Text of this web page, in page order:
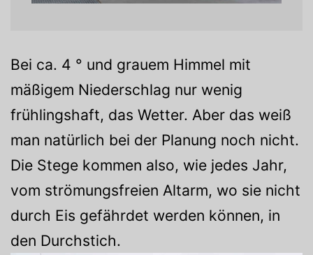
Bei ca. 4 ° und grauem Himmel mit
mäßigem Niederschlag nur wenig
frühlingshaft, das Wetter. Aber das weiß
man natürlich bei der Planung noch nicht.
Die Stege kommen also, wie jedes Jahr,
vom strömungsfreien Altarm, wo sie nicht
durch Eis gefährdet werden können, in
den Durchstich.